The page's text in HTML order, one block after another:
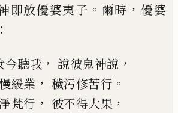
即放優婆夷子 。 爾時 ， 優婆
：
今聽我 ， 說彼鬼神說 ，
緩業 ， 穢污修苦行 。
梵行 ， 彼不得大果 ，